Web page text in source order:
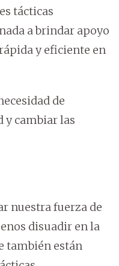
tácticas
a brindar apoyo
y eficiente en
de
y cambiar las
nuestra fuerza de
disuadir en la
también están